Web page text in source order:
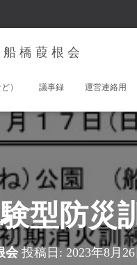
船 橋 葭 根 会
） 議事録 運営連絡用
型防災
会 投稿日: 2023年8月26